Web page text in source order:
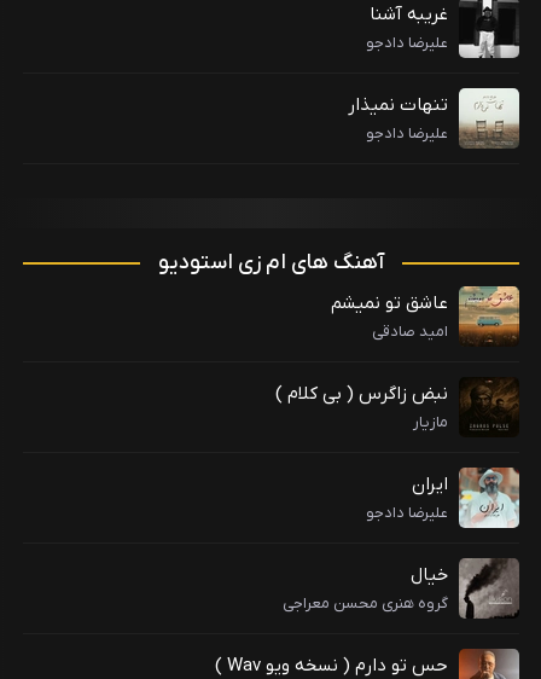
غریبه آشنا
علیرضا دادجو
تنهات نمیذار
علیرضا دادجو
آهنگ های ام زی استودیو
عاشق تو نمیشم
امید صادقی
نبض زاگرس ( بی کلام )
مازیار
ایران
علیرضا دادجو
خیال
گروه هنری محسن معراجی
حس تو دارم ( نسخه ویو Wav )